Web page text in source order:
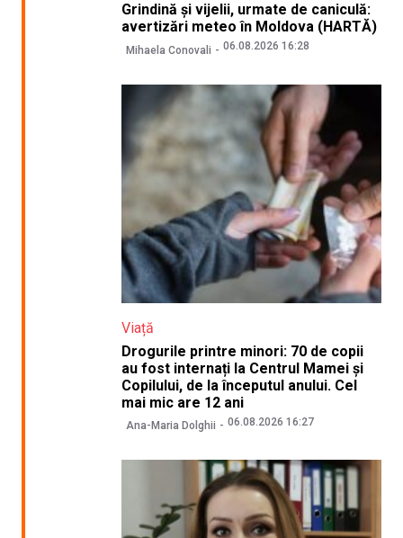
Grindină și vijelii, urmate de caniculă:
avertizări meteo în Moldova (HARTĂ)
Mihaela Conovali 06.08.2026 16:28
Viață
Drogurile printre minori: 70 de copii
au fost internați la Centrul Mamei și
Copilului, de la începutul anului. Cel
mai mic are 12 ani
Ana-Maria Dolghii 06.08.2026 16:27